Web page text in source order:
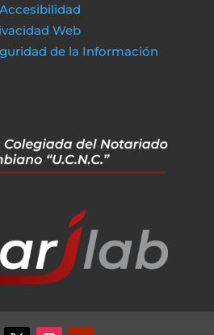
Web
de la Información